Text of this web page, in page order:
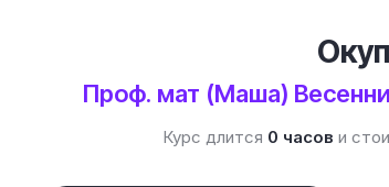
Проф. мат (Маша)
Курс длится 0 часов и